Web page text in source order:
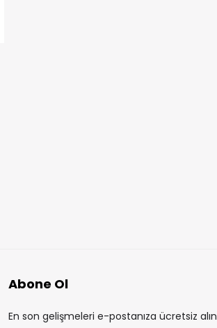
Abone Ol
En son gelişmeleri e-postanıza ücretsiz alın